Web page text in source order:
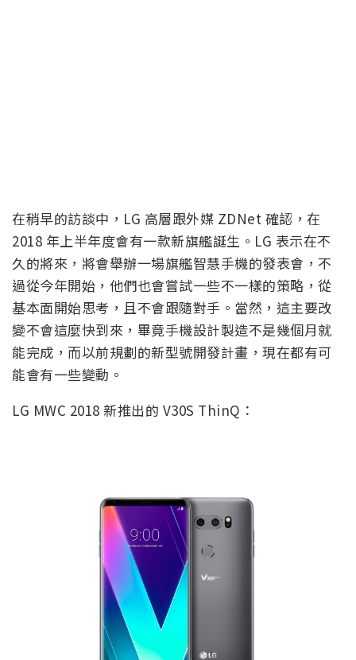
在稍早的訪談中，LG 高層跟外媒 ZDNet 確認，在
2018 年上半年度會有一款新旗艦誕生。LG 表示在不
久的將來，將會舉辦一場旗艦智慧手機的發表會，不
過從今年開始，他們也會嘗試一些不一樣的策略，從
基本面開始思考，且不會跟隨對手。當然，這主要改
變不會這麼快到來，畢竟手機設計製造不是幾個月就
能完成，而以前規劃的新型號開發計畫，現在都有可
能會有一些變動。
LG MWC 2018 新推出的 V30S ThinQ：